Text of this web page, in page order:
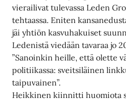
vierailivat tulevassa Leden
tehtaassa. Eniten
jäi yhtiön kasvuhakuiset
Ledenistä viedään tavaraa jo
”Sanoinkin heille, että olette
politiikassa: sveitsiläinen
taipuvainen”.
Heikkinen kiinnitti huomiota